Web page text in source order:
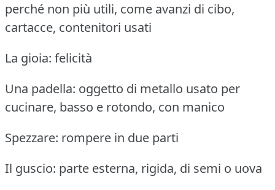
perché non più utili, come avanzi di cibo,
cartacce, contenitori usati
La gioia: felicità
Una padella: oggetto di metallo usato per
cucinare, basso e rotondo, con manico
Spezzare: rompere in due parti
Il guscio: parte esterna, rigida, di semi o uova